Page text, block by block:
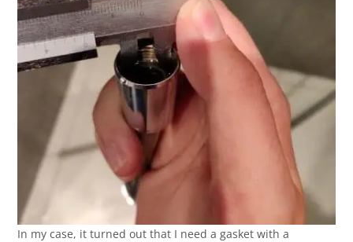
In my case, it turned out that I need a gasket with a